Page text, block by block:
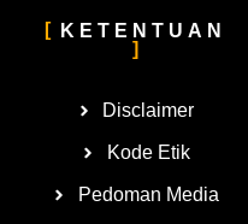
KETENTUAN
Disclaimer
Kode Etik
Pedoman Media